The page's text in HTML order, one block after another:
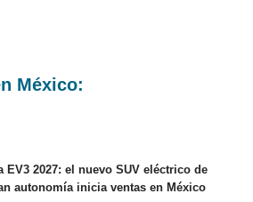
México:
EV3 2027: el nuevo SUV eléctrico de
autonomía inicia ventas en México